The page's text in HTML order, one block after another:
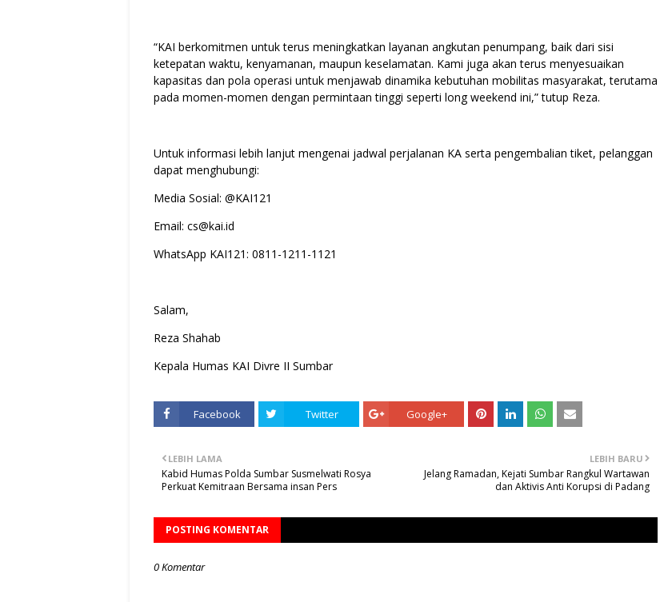
“KAI berkomitmen untuk terus meningkatkan layanan angkutan penumpang, baik dari sisi
ketepatan waktu, kenyamanan, maupun keselamatan. Kami juga akan terus menyesuaikan
kapasitas dan pola operasi untuk menjawab dinamika kebutuhan mobilitas masyarakat, terutama
pada momen-momen dengan permintaan tinggi seperti long weekend ini,” tutup Reza.
Untuk informasi lebih lanjut mengenai jadwal perjalanan KA serta pengembalian tiket, pelanggan
dapat menghubungi:
Media Sosial: @KAI121
Email: cs@kai.id
WhatsApp KAI121: 0811-1211-1121
Salam,
Reza Shahab
Kepala Humas KAI Divre II Sumbar
Facebook Twitter Google+
LEBIH BARU
Jelang Ramadan, Kejati Sumbar Rangkul Wartawan
dan Aktivis Anti Korupsi di Padang
LEBIH LAMA
Kabid Humas Polda Sumbar Susmelwati Rosya
Perkuat Kemitraan Bersama insan Pers
POSTING KOMENTAR
0 Komentar